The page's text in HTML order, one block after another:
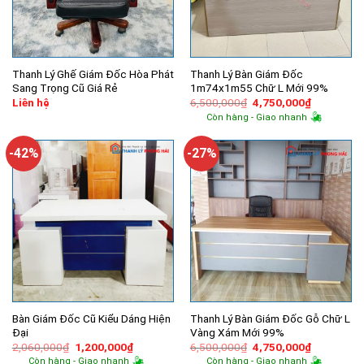
Thanh Lý Ghế Giám Đốc Hòa Phát
Sang Trọng Cũ Giá Rẻ
Liên hệ
Thanh Lý Bàn Giám Đốc
1m74x1m55 Chữ L Mới 99%
6,500,000₫ Giá
gốc
là:
4,750,000₫Giá
hiện
tại
Còn hàng - Giao nhanh
-42%
Bàn Giám Đốc Cũ Kiểu Dáng Hiện
Đại
2,060,000₫ Giá
gốc
1,200,000₫Giá
hiện
Còn hàng - Giao nhanh
-27%
Thanh Lý Bàn Giám Đốc Gỗ Chữ L
Vàng Xám Mới 99%
6,500,000₫ Giá
gốc
4,750,000₫Giá
hiện
Còn hàng - Giao nhanh